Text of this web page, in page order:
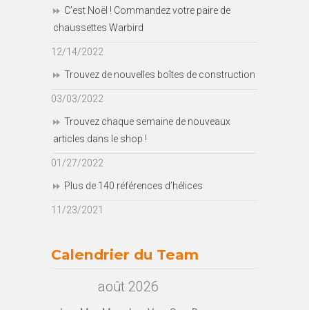
C’est Noël ! Commandez votre paire de
chaussettes Warbird
12/14/2022
Trouvez de nouvelles boîtes de construction
03/03/2022
Trouvez chaque semaine de nouveaux
articles dans le shop !
01/27/2022
Plus de 140 références d’hélices
11/23/2021
Calendrier du Team
août 2026